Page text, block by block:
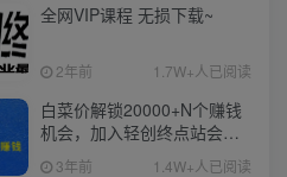
全网VIP课程 无损下载~
2年前 1.7W+人已阅读
白菜价解锁20000+N个赚钱
机会，加入轻创终点站会
员，全站资源免费学习。
3年前 1.4W+人已阅读